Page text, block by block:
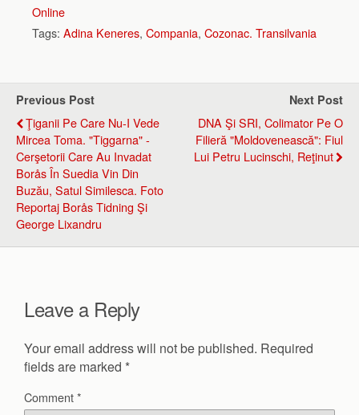
Online
Tags: Adina Keneres, Compania, Cozonac. Transilvania
Previous Post
Ţiganii Pe Care Nu-I Vede
Mircea Toma. "Tiggarna" -
Cerşetorii Care Au Invadat
Borås În Suedia Vin Din
Buzău, Satul Similesca. Foto
Reportaj Borås Tidning Şi
George Lixandru
Next Post
DNA Şi SRI, Colimator Pe O
Filieră "moldovenească": Fiul
Lui Petru Lucinschi, Reţinut
Leave a Reply
Your email address will not be published. Required
fields are marked *
Comment*